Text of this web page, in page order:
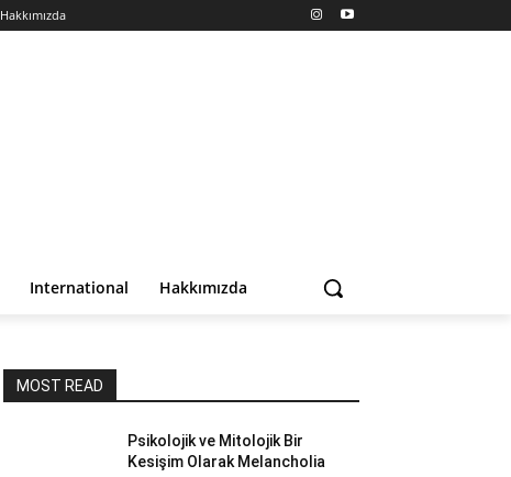
Hakkımızda
International Hakkımızda
MOST READ
Psikolojik ve Mitolojik Bir
Kesişim Olarak Melancholia